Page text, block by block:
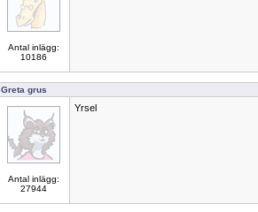
Antal inlägg:
10186
Greta grus
Antal inlägg:
27944
Yrsel